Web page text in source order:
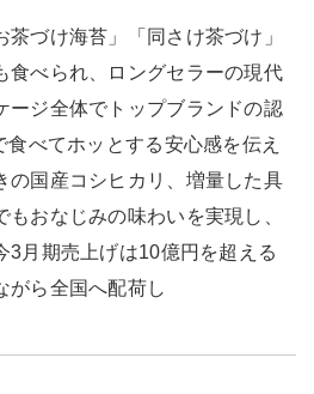
づけ海苔」「同さけ茶づけ」
食べられ、ロングセラーの現代
ージ全体でトップブランドの認
べてホッとする安心感を伝え
の国産コシヒカリ、増量した具
おなじみの味わいを実現し、
3月期売上げは10億円を超える
がら全国へ配荷し